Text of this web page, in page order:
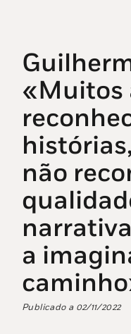
«Muitos
não
a
Publicado a 02/11/2022